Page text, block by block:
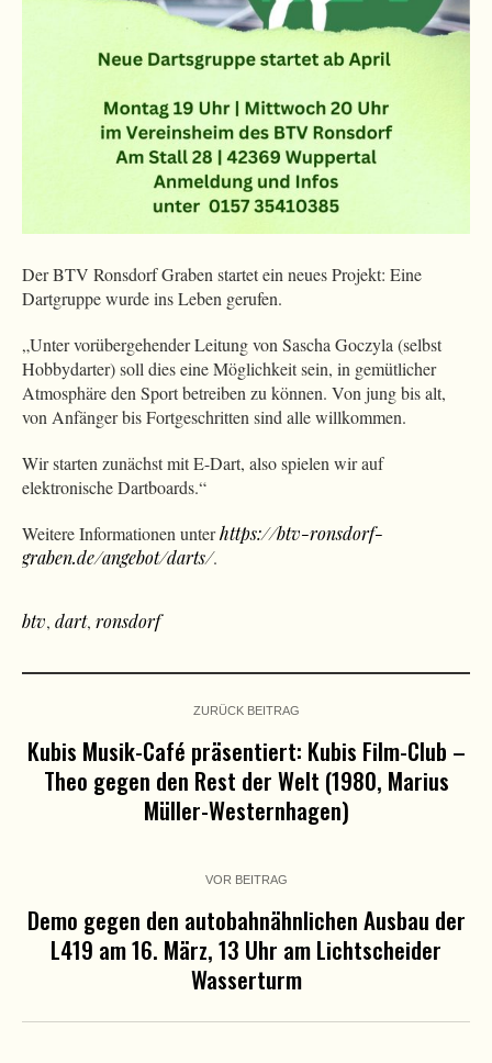
Der BTV Ronsdorf Graben startet ein neues Projekt: Eine
Dartgruppe wurde ins Leben gerufen.
„Unter vorübergehender Leitung von Sascha Goczyla (selbst
Hobbydarter) soll dies eine Möglichkeit sein, in gemütlicher
Atmosphäre den Sport betreiben zu können. Von jung bis alt,
von Anfänger bis Fortgeschritten sind alle willkommen.
Wir starten zunächst mit E-Dart, also spielen wir auf
elektronische Dartboards.“
Weitere Informationen unterhttps://btv-ronsdorf-
graben.de/angebot/darts/.
btv, dart, ronsdorf
ZURÜCK BEITRAG
Kubis Musik-Café präsentiert: Kubis Film-Club –
Theo gegen den Rest der Welt (1980, Marius
Müller-Westernhagen)
VOR BEITRAG
Demo gegen den autobahnähnlichen Ausbau der
L419 am 16. März, 13 Uhr am Lichtscheider
Wasserturm